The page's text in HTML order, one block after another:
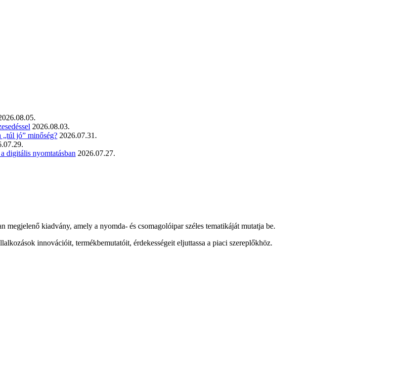
2026.08.03.
jó” minőség? 2026.07.31.
digitális nyomtatásban 2026.07.27.
kiadvány, amely a nyomda- és csomagolóipar széles tematikáját mutatja be.
innovációit, termékbemutatóit, érdekességeit eljuttassa a piaci szereplőkhöz.